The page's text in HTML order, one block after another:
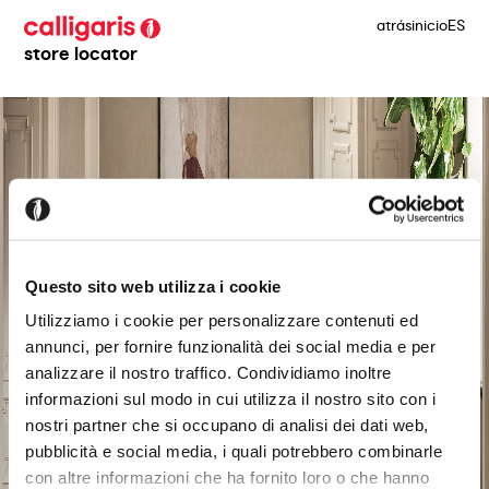
Questo sito web utilizza i cookie
Utilizziamo i cookie per personalizzare contenuti ed
annunci, per fornire funzionalità dei social media e per
analizzare il nostro traffico. Condividiamo inoltre
informazioni sul modo in cui utilizza il nostro sito con i
nostri partner che si occupano di analisi dei dati web,
pubblicità e social media, i quali potrebbero combinarle
con altre informazioni che ha fornito loro o che hanno
store locator
atrásinicioES